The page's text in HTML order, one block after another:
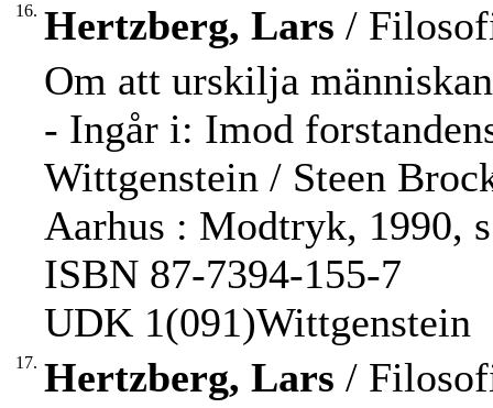
16. Hertzberg, Lars /
Om att urskilja
- Ingår i: Imod
Wittgenstein / Steen
Aarhus : Modtryk, 1990,
ISBN 87-7394-155-7
UDK 1(091)Wittgenstein
17. Hertzberg, Lars /